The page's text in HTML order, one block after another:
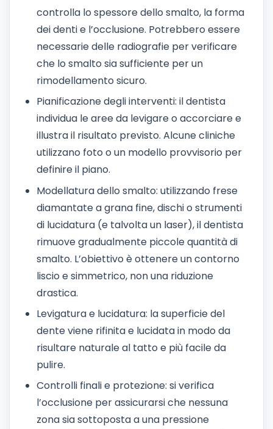
controlla lo spessore dello smalto, la forma
dei denti e l’occlusione. Potrebbero essere
necessarie delle radiografie per verificare
che lo smalto sia sufficiente per un
rimodellamento sicuro.
Pianificazione degli interventi: il dentista
individua le aree da levigare o accorciare e
illustra il risultato previsto. Alcune cliniche
utilizzano foto o un modello provvisorio per
definire il piano.
Modellatura dello smalto: utilizzando frese
diamantate a grana fine, dischi o strumenti
di lucidatura (e talvolta un laser), il dentista
rimuove gradualmente piccole quantità di
smalto. L’obiettivo è ottenere un contorno
liscio e simmetrico, non una riduzione
drastica.
Levigatura e lucidatura: la superficie del
dente viene rifinita e lucidata in modo da
risultare naturale al tatto e più facile da
pulire.
Controlli finali e protezione: si verifica
l’occlusione per assicurarsi che nessuna
zona sia sottoposta a una pressione